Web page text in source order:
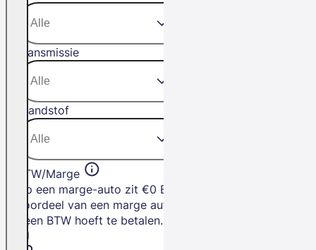
Transmissie
Brandstof
BTW/Marge
Op een marge-auto zit €0 BTW. Het
voordeel van een marge auto is dat je
geen BTW hoeft te betalen.